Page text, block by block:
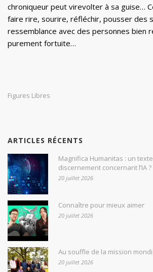
chroniqueur peut virevolter à sa guise…
faire rire, sourire, réfléchir, pousser des
ressemblance avec des personnes bien
purement fortuite…
Figures Libres
ARTICLES RÉCENTS
Magnifica Humanitas : un
discernement concernant l’IA ?
20 juillet 2026
Connaître pour mieux aimer
20 juillet 2026
Au souffle de la mission
20 juillet 2026